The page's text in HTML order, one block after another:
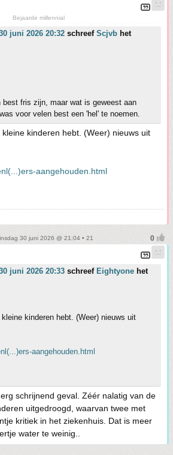
Bejaarde millennial
juni 2026 20:32 schreef Scjvb het
best fris zijn, maar wat is geweest aan
voor velen best een 'hel' te noemen.
kinderen hebt. (Weer) nieuws uit
aangehouden.html
30 juni 2026 @ 21:04 • 21
juni 2026 20:33 schreef Eightyone het
kinderen hebt. (Weer) nieuws uit
aangehouden.html
schrijnend geval. Zéér nalatig van de
uitgedroogd, waarvan twee met
kritiek in het ziekenhuis. Dat is meer
water te weinig..